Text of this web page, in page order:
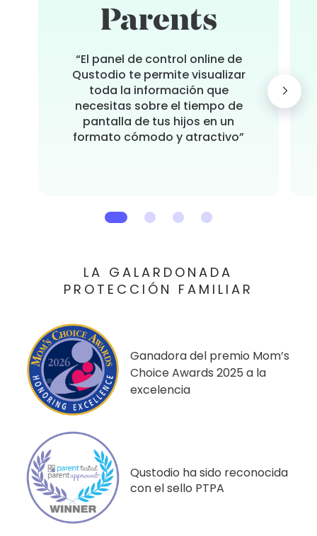
“El panel de control online de
Qustodio te permite visualizar
toda la información que
necesitas sobre el tiempo de
pantalla de tus hijos en un
formato cómodo y atractivo”
LA GALARDONADA
PROTECCIÓN FAMILIAR
Ganadora del premio Mom’s
Choice Awards 2025 a la
excelencia
Qustodio ha sido reconocida
con el sello PTPA